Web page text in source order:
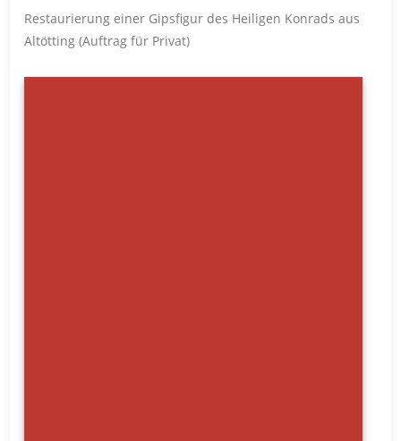
Restaurierung einer Gipsfigur des Heiligen Konrads aus
Altötting (Auftrag für Privat)